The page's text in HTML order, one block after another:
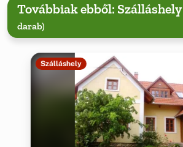
Továbbiak ebből: Szálláshely
darab)
Szálláshely